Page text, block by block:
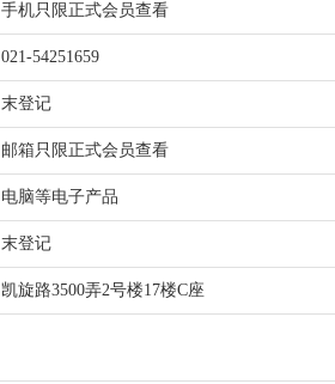
手机只限正式会员查看
021-54251659
末登记
邮箱只限正式会员查看
电脑等电子产品
末登记
凯旋路3500弄2号楼17楼C座